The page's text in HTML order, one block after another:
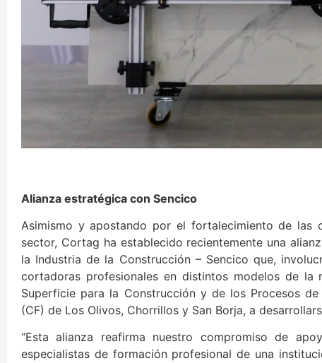
Alianza estratégica con Sencico
Asimismo y apostando por el fortalecimiento de las
sector, Cortag ha establecido recientemente una
la Industria de la Construcción – Sencico que,
cortadoras profesionales en distintos modelos de
Superficie para la Construcción y de los Procesos
(CF) de Los Olivos, Chorrillos y San Borja, a
“Esta alianza reafirma nuestro compromiso de
especialistas de formación profesional de una